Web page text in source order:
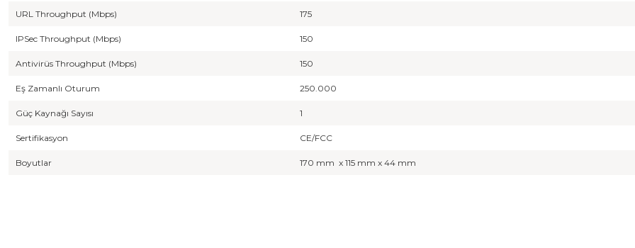
URL Throughput (Mbps) 175
IPSec Throughput (Mbps) 150
Antivirüs Throughput (Mbps) 150
Eş Zamanlı Oturum 250.000
Güç Kaynağı Sayısı 1
Sertifikasyon CE/FCC
Boyutlar 170 mm x 115 mm x 44 mm